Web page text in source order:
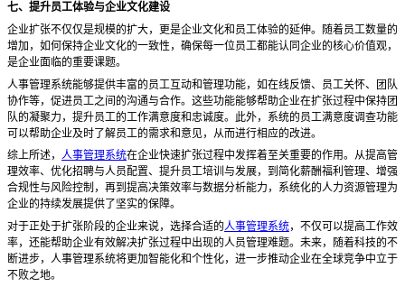
七、提升员工体验与企业文化建设
企业扩张不仅仅是规模的扩大，更是企业文化和员工体验的延伸。随着员工数量的
增加，如何保持企业文化的一致性，确保每一位员工都能认同企业的核心价值观，
是企业面临的重要课题。
人事管理系统能够提供丰富的员工互动和管理功能，如在线反馈、员工关怀、团队
协作等，促进员工之间的沟通与合作。这些功能能够帮助企业在扩张过程中保持团
队的凝聚力，提升员工的工作满意度和忠诚度。此外，系统的员工满意度调查功能
可以帮助企业及时了解员工的需求和意见，从而进行相应的改进。
综上所述， 人事管理系统在企业快速扩张过程中发挥着至关重要的作用。从提高管
理效率、优化招聘与人员配置、提升员工培训与发展，到简化薪酬福利管理、增强
合规性与风险控制，再到提高决策效率与数据分析能力，系统化的人力资源管理为
企业的持续发展提供了坚实的保障。
对于正处于扩张阶段的企业来说，选择合适的人事管理系统，不仅可以提高工作效
率，还能帮助企业有效解决扩张过程中出现的人员管理难题。未来，随着科技的不
断进步，人事管理系统将更加智能化和个性化，进一步推动企业在全球竞争中立于
不败之地。